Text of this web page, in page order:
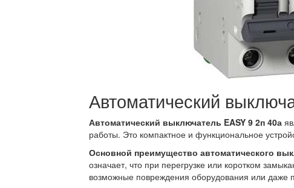
Автоматический
Автоматический выключатель EASY 9 2п 40а
работы. Это компактное и функциональное
Основной преимущество автоматического
означает, что при перегрузке или коротком
возможные повреждения оборудования или даже